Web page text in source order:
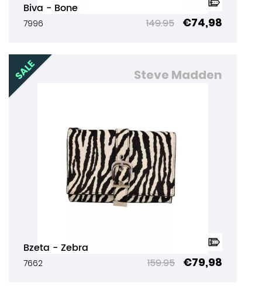
Biva - Bone
7996 149.95 €74,98
Steve Madden
Bzeta - Zebra
7662 159.95 €79,98